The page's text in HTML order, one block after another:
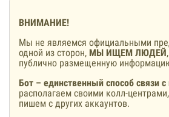
ВНИМАНИЕ!
Мы не являемся официальными
одной из сторон, МЫ ИЩЕМ ЛЮДЕЙ
публично размещенную
Бот – единственный способ связи
располагаем своими колл-
пишем с других аккаунтов.